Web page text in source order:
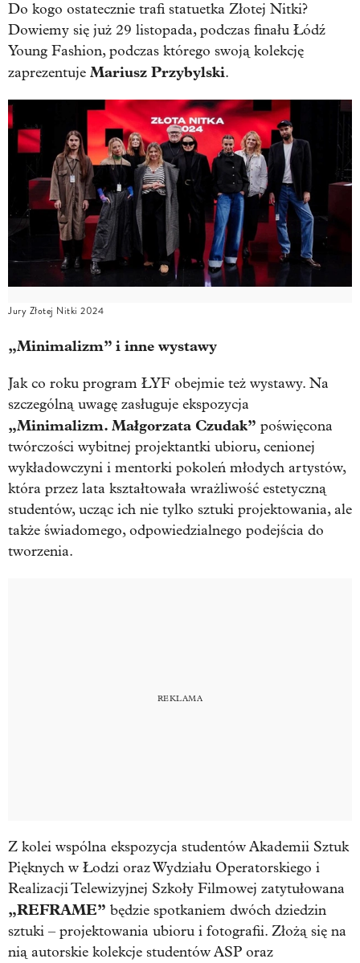
Do kogo ostatecznie trafi statuetka Złotej Nitki?
Dowiemy się już 29 listopada, podczas finału Łódź
Young Fashion, podczas którego swoją kolekcję
zaprezentuje Mariusz Przybylski.
Jury Złotej Nitki 2024
„Minimalizm” i inne wystawy
Jak co roku program ŁYF obejmie też wystawy. Na
szczególną uwagę zasługuje ekspozycja
„Minimalizm. Małgorzata Czudak” poświęcona
twórczości wybitnej projektantki ubioru, cenionej
wykładowczyni i mentorki pokoleń młodych artystów,
która przez lata kształtowała wrażliwość estetyczną
studentów, ucząc ich nie tylko sztuki projektowania, ale
także świadomego, odpowiedzialnego podejścia do
tworzenia.
Z kolei wspólna ekspozycja studentów Akademii Sztuk
Pięknych w Łodzi oraz Wydziału Operatorskiego i
Realizacji Telewizyjnej Szkoły Filmowej zatytułowana
„REFRAME” będzie spotkaniem dwóch dziedzin
sztuki – projektowania ubioru i fotografii. Złożą się na
nią autorskie kolekcje studentów ASP oraz